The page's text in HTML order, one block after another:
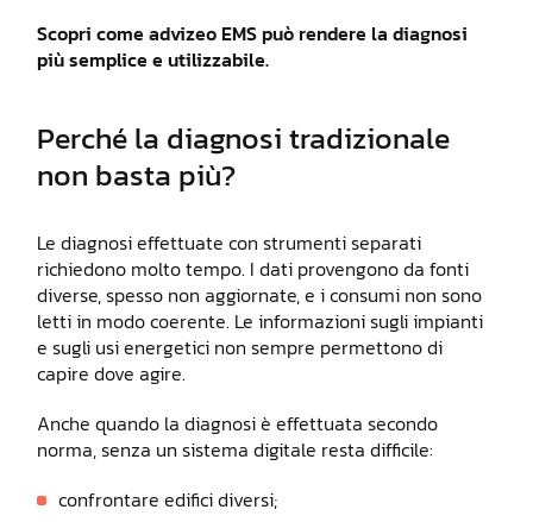
Scopri come advizeo EMS può rendere la diagnosi
più semplice e utilizzabile.
Perché la diagnosi tradizionale
non basta più?
Le diagnosi effettuate con strumenti separati
richiedono molto tempo. I dati provengono da fonti
diverse, spesso non aggiornate, e i consumi non sono
letti in modo coerente. Le informazioni sugli impianti
e sugli usi energetici non sempre permettono di
capire dove agire.
Anche quando la diagnosi è effettuata secondo
norma, senza un sistema digitale resta difficile:
confrontare edifici diversi;